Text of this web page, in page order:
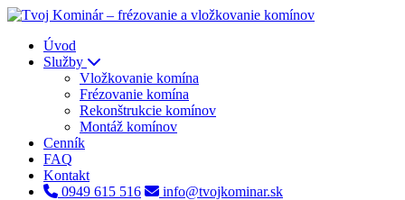
Úvod
Služby
Vložkovanie komína
Frézovanie komína
Rekonštrukcie komínov
Montáž komínov
Cenník
FAQ
Kontakt
0949 615 516
info@tvojkominar.sk